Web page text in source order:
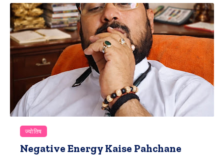
ज्योतिष
Negative Energy Kaise Pahchane